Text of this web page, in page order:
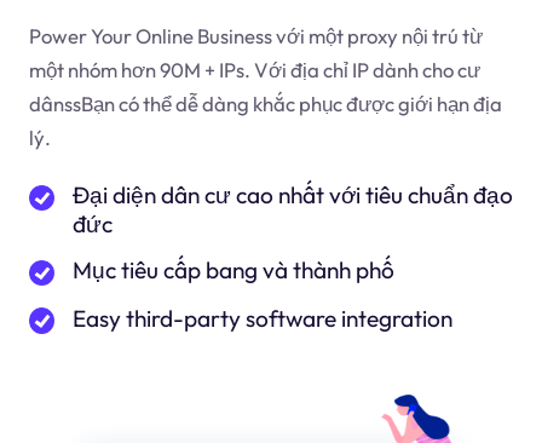
Power Your Online Business với một proxy nội trú từ
một nhóm hơn 90M + IPs. Với địa chỉ IP dành cho cư
dânssBạn có thể dễ dàng khắc phục được giới hạn địa
lý.
Đại diện dân cư cao nhất với tiêu chuẩn đạo
đức
Mục tiêu cấp bang và thành phố
Easy third-party software integration